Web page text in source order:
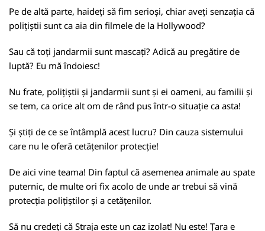
Pe de altă parte, haideți să fim serioși, chiar aveți senzația că
polițiștii sunt ca aia din filmele de la Hollywood?
Sau că toți jandarmii sunt mascați? Adică au pregătire de
luptă? Eu mă îndoiesc!
Nu frate, polițiștii și jandarmii sunt și ei oameni, au familii și
se tem, ca orice alt om de rând pus într-o situație ca asta!
Și știți de ce se întâmplă acest lucru? Din cauza sistemului
care nu le oferă cetățenilor protecție!
De aici vine teama! Din faptul că asemenea animale au spate
puternic, de multe ori fix acolo de unde ar trebui să vină
protecția polițiștilor și a cetățenilor.
Să nu credeți că Straja este un caz izolat! Nu este! Țara e